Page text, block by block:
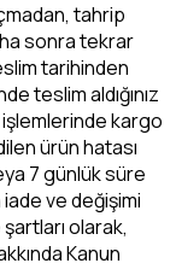
tahrip
sonra tekrar
tarihinden
teslim aldığınız
kargo
ürün hatası
7 günlük süre
ve değişimi
olarak,
Kanun